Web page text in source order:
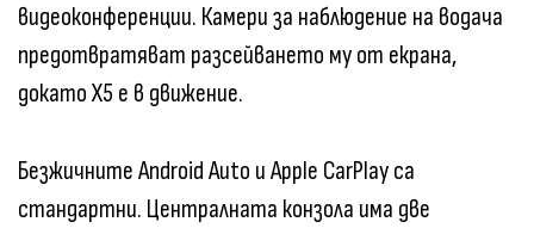
видеоконференции. Камери за наблюдение на водача
предотвратяват разсейването му от екрана,
докато X5 е в движение.
Безжичните Android Auto и Apple CarPlay са
стандартни. Централната конзола има две